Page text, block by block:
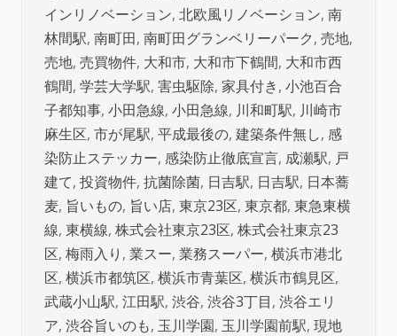
インリノベーション, 北欧風リノベーション, 南
林間駅, 南町田, 南町田グランベリーパーク, 売地,
売地, 売買物件, 大和市, 大和市下鶴間, 大和市西
鶴間, 学芸大学駅, 害虫駆除, 家具付き, 小池百合
子都知事, 小田急線, 小田急線, 川和町駅, 川崎市
麻生区, 市が尾駅, 平成最後の, 建築条件無し, 感
染防止ステッカー, 感染防止徹底宣言, 成瀬駅, 戸
建て, 投資物件, 抗菌除菌, 日吉駅, 日吉駅, 日本蕎
麦, 旨いもの, 旨い店, 東京23区, 東京都, 東急東横
線, 東横線, 株式会社東京23区, 株式会社東京23
区, 梅雨入り , 業スー, 業務スーパー, 横浜市港北
区, 横浜市都筑区, 横浜市青葉区, 横浜市鶴見区,
武蔵小山駅, 江田駅, 渋谷, 渋谷3丁目, 渋谷エリ
ア, 渋谷旨いのも, 玉川学園, 玉川学園前駅, 現地